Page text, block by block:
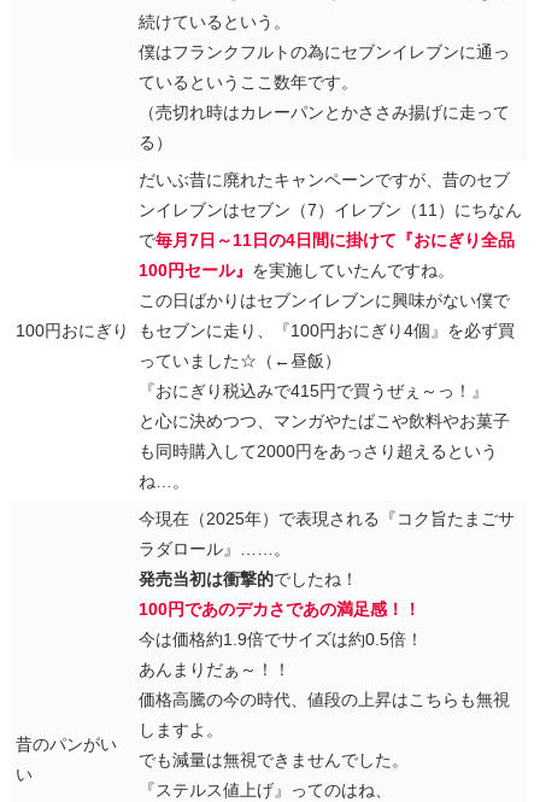
続けているという。
僕はフランクフルトの為にセブンイレブンに通っ
ているというここ数年です。
（売切れ時はカレーパンとかささみ揚げに走って
る）
100円おにぎり
だいぶ昔に廃れたキャンペーンですが、昔のセブ
ンイレブンはセブン（7）イレブン（11）にちなん
で毎月7日～11日の4日間に掛けて『おにぎり全品
100円セール』 を実施していたんですね。
この日ばかりはセブンイレブンに興味がない僕で
もセブンに走り、『100円おにぎり4個』を必ず買
っていました☆（←昼飯）
『おにぎり税込みで415円で買うぜぇ～っ！』
と心に決めつつ、マンガやたばこや飲料やお菓子
も同時購入して2000円をあっさり超えるという
ね…。
昔のパンがい
い
今現在（2025年）で表現される『コク旨たまごサ
ラダロール』……。
発売当初は衝撃的でしたね！
100円であのデカさであの満足感！！
今は価格約1.9倍でサイズは約0.5倍！
あんまりだぁ～！！
価格高騰の今の時代、値段の上昇はこちらも無視
しますよ。
でも減量は無視できませんでした。
『ステルス値上げ』ってのはね、